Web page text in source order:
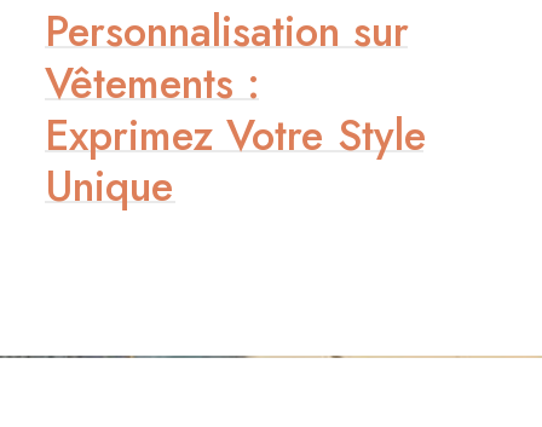
Personnalisation sur
Vêtements :
Exprimez Votre Style
Unique